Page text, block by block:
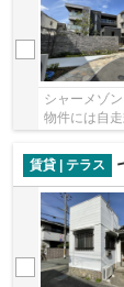
シャーメゾ
物件には自
ごす事がで
賃貸 | テラス